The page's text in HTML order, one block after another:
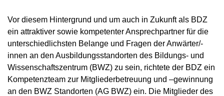
Vor diesem Hintergrund und um auch in Zukunft als BDZ
ein attraktiver sowie kompetenter Ansprechpartner für die
unterschiedlichsten Belange und Fragen der Anwärter/-
innen an den Ausbildungsstandorten des Bildungs- und
Wissenschaftszentrum (BWZ) zu sein, richtete der BDZ ein
Kompetenzteam zur Mitgliederbetreuung und –gewinnung
an den BWZ Standorten (AG BWZ) ein. Die Mitglieder des